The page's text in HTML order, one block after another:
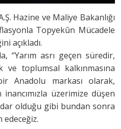
Hazine ve Maliye Bakanlığı
Topyekûn Mücadele
açıkladı.
“Yarım asrı geçen süredir,
ve toplumsal kalkınmasına
Anadolu markası olarak,
üzerimize düşen
olduğu gibi bundan sonra